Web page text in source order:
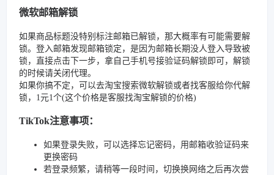
微软邮箱解锁
如果商品标题没特别标注邮箱已解锁，那大概率有可能需要解
锁。登入邮箱发现邮箱锁定，是因为邮箱长期没人登入导致被
锁，直接点击下一步，拿自己手机号接验证码解锁即可，解锁
的时候请关闭代理。
如果你搞不定，可以去淘宝搜索微软解锁或者找客服给你代解
锁，1元1个(这个价格是客服找淘宝解锁的价格)
TikTok注意事项：
如果登录失败，可以选择忘记密码，用邮箱收验证码来
更换密码
若登录频繁，请稍等一段时间，切换换网络之后再次尝